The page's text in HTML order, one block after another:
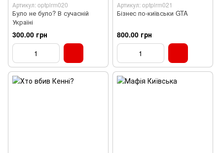
Артикул: optplrm020
Було не було? В сучасній
Україні
300.00 грн
Артикул: optplrm021
Бізнес по-київськи GTA
800.00 грн